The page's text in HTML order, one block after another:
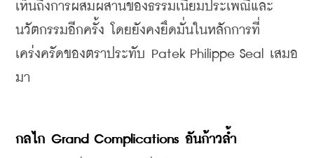
เห็นถึงการผสมผสานของธรรมเนียมประเพณีและ
นวัตกรรมอีกครั้ง โดยยังคงยึดมั่นในหลักการที่
เคร่งครัดของตราประทับ Patek Philippe Seal เสมอ
มา
กลไก Grand Complications อันก้าวล้ำ